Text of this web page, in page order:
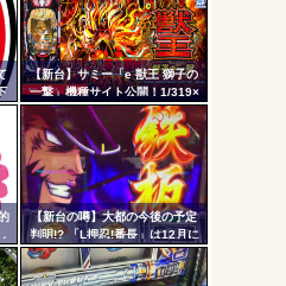
んやが、ワイの人生どれくらい
アニメの思い出ｗｗｗ
【新台】サミー「e 獣王 獅子の
一撃」機種サイト公開！1/319×
ドデカSTRAIGHT、右の1/2で平
均9,800個のサバチャンに突入
【新台の噂】大都の今後の予定
判明!? 「L押忍!番長」は12月に
登場か